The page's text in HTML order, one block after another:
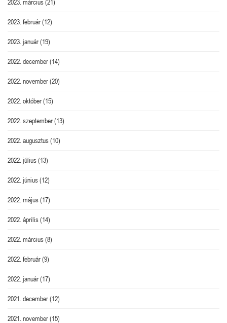
2023. március(21)
2023. február(12)
2023. január(19)
2022. december(14)
2022. november(20)
2022. október(15)
2022. szeptember(13)
2022. augusztus(10)
2022. július(13)
2022. június(12)
2022. május(17)
2022. április(14)
2022. március(8)
2022. február(9)
2022. január(17)
2021. december(12)
2021. november(15)